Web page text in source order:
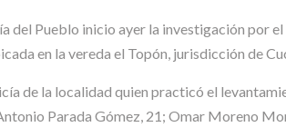
del Pueblo inicio ayer la investigación por
en la vereda el Topón, jurisdicción de
de la localidad quien practicó el
Parada Gómez, 21; Omar Moreno